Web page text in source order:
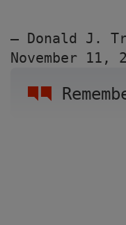
— Donald J.
November 11,